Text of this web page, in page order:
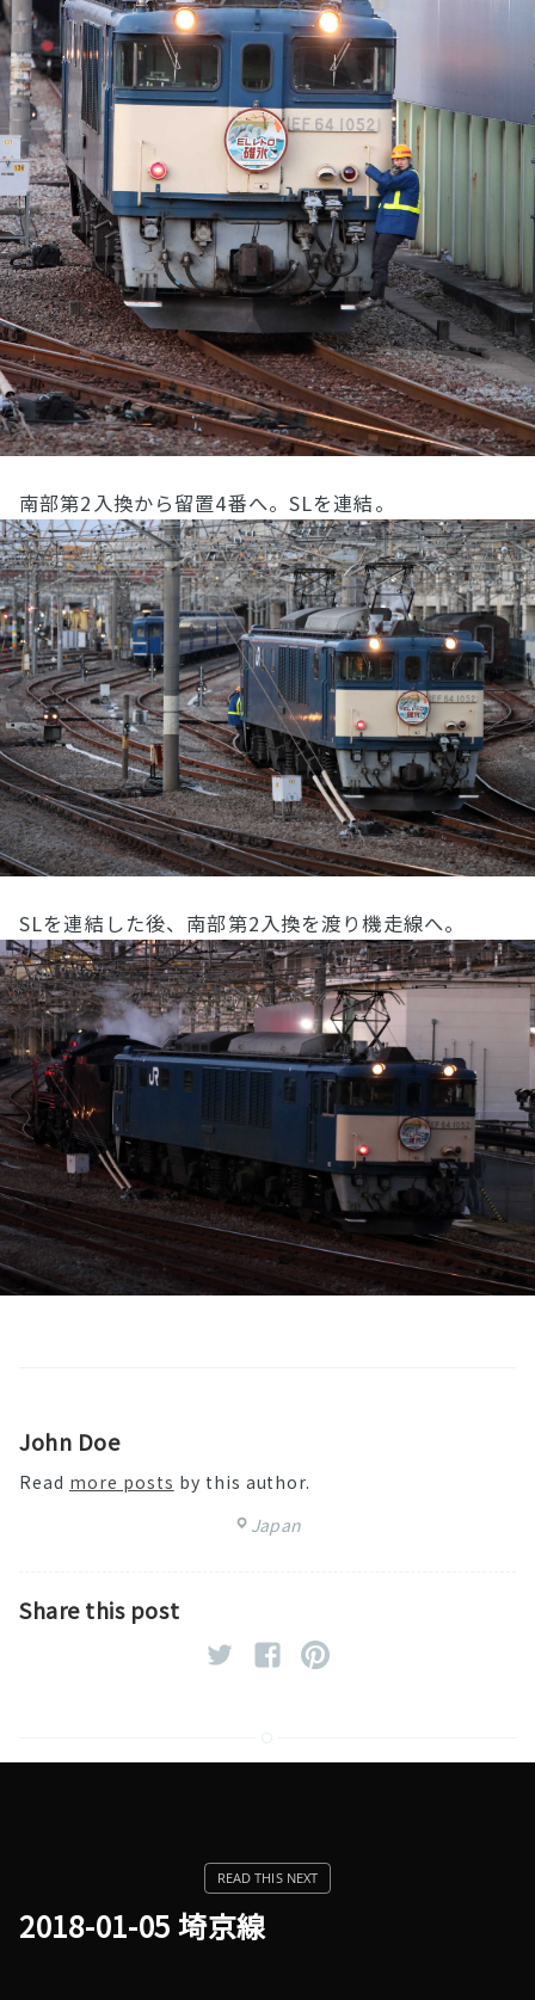
南部第2入換から留置4番へ。SLを連結。
SLを連結した後、南部第2入換を渡り機走線へ。
John Doe
Read more posts by this author.
Japan
Share this post
2018-01-05 埼京線